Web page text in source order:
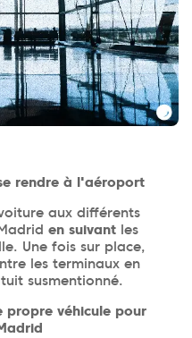
rendre à l'aéroport
aux différents
en suivant les
Une fois sur place,
les terminaux en
susmentionné.
propre véhicule pour